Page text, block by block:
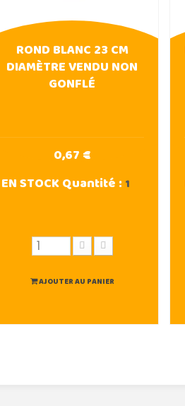
ROND BLANC 23 CM
DIAMÈTRE VENDU NON
GONFLÉ
0,67 €
EN STOCKQuantité : 1
AJOUTER AU PANIER